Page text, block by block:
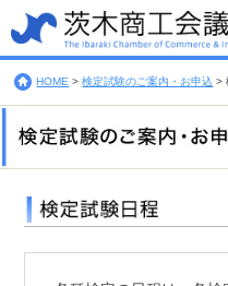
HOME > 検定試験のご案内・お申込 >